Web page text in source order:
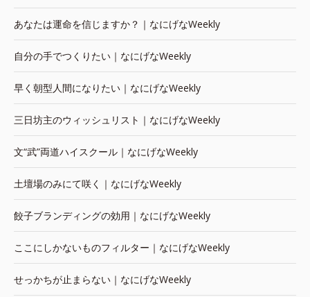
あなたは運命を信じますか？｜なにげなWeekly
自分の手でつくりたい｜なにげなWeekly
早く朝型人間になりたい｜なにげなWeekly
三日坊主のウィッシュリスト｜なにげなWeekly
文“武”両道ハイスクール｜なにげなWeekly
土壇場のみにて咲く｜なにげなWeekly
餃子ブランディングの効用｜なにげなWeekly
ここにしかないものフィルター｜なにげなWeekly
せっかちが止まらない｜なにげなWeekly